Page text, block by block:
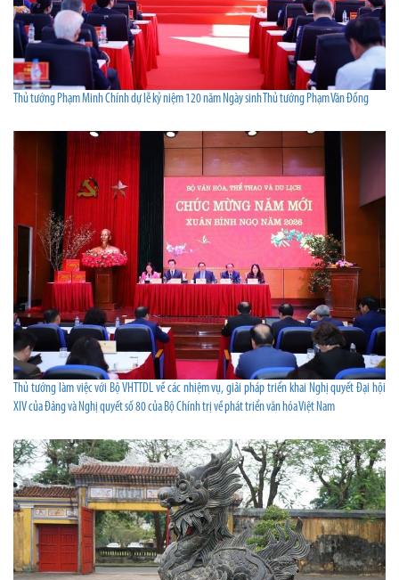
Thủ tướng Phạm Minh Chính dự lễ kỷ niệm 120 năm Ngày sinh Thủ tướng Phạm Văn Đồng
Thủ tướng làm việc với Bộ VHTTDL về các nhiệm vụ, giải pháp triển khai Nghị quyết Đại hội
XIV của Đảng và Nghị quyết số 80 của Bộ Chính trị về phát triển văn hóa Việt Nam